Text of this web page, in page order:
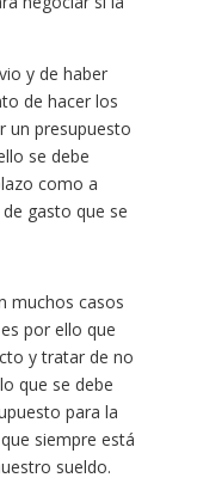
y de haber
de hacer los
un presupuesto
se debe
como a
gasto que se
muchos casos
por ello que
y tratar de no
que se debe
para la
siempre está
sueldo.